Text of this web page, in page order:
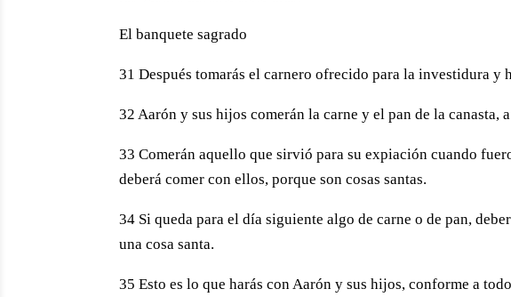
El banquete sagrado
31 Después tomarás el carnero ofrecido para la investidura y
32 Aarón y sus hijos comerán la carne y el pan de la canasta,
33 Comerán aquello que sirvió para su expiación cuando
deberá comer con ellos, porque son cosas santas.
34 Si queda para el día siguiente algo de carne o de pan,
una cosa santa.
35 Esto es lo que harás con Aarón y sus hijos, conforme a